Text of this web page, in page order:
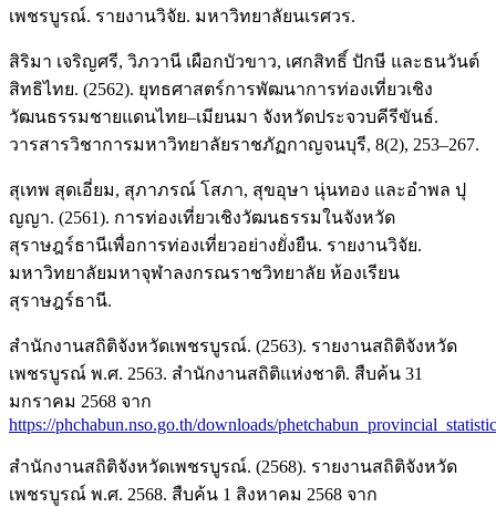
เพชรบูรณ์. รายงานวิจัย. มหาวิทยาลัยนเรศวร.
สิริมา เจริญศรี, วิภวานี เผือกบัวขาว, เศกสิทธิ์ ปักษี และธนวันต์
สิทธิไทย. (2562). ยุทธศาสตร์การพัฒนาการท่องเที่ยวเชิง
วัฒนธรรมชายแดนไทย–เมียนมา จังหวัดประจวบคีรีขันธ์.
วารสารวิชาการมหาวิทยาลัยราชภัฏกาญจนบุรี, 8(2), 253–267.
สุเทพ สุดเอี่ยม, สุภาภรณ์ โสภา, สุขอุษา นุ่นทอง และอำพล ปุ
ญญา. (2561). การท่องเที่ยวเชิงวัฒนธรรมในจังหวัด
สุราษฎร์ธานีเพื่อการท่องเที่ยวอย่างยั่งยืน. รายงานวิจัย.
มหาวิทยาลัยมหาจุฬาลงกรณราชวิทยาลัย ห้องเรียน
สุราษฎร์ธานี.
สำนักงานสถิติจังหวัดเพชรบูรณ์. (2563). รายงานสถิติจังหวัด
เพชรบูรณ์ พ.ศ. 2563. สำนักงานสถิติแห่งชาติ. สืบค้น 31
มกราคม 2568 จาก
https://phchabun.nso.go.th/downloads/
สำนักงานสถิติจังหวัดเพชรบูรณ์. (2568). รายงานสถิติจังหวัด
เพชรบูรณ์ พ.ศ. 2568. สืบค้น 1 สิงหาคม 2568 จาก